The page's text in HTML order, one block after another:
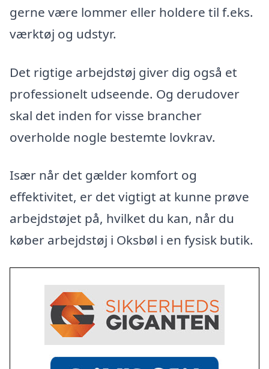
gerne være lommer eller holdere til f.eks.
værktøj og udstyr.
Det rigtige arbejdstøj giver dig også et
professionelt udseende. Og derudover
skal det inden for visse brancher
overholde nogle bestemte lovkrav.
Især når det gælder komfort og
effektivitet, er det vigtigt at kunne prøve
arbejdstøjet på, hvilket du kan, når du
køber arbejdstøj i Oksbøl i en fysisk butik.